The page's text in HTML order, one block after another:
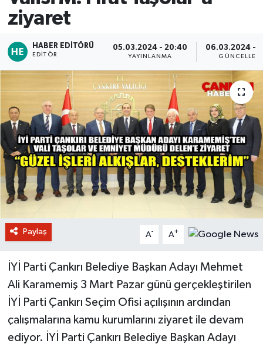
ziyaret
HABER EDITÖRÜ
EDITÖR
05.03.2024 - 20:40
YAYINLANMA
06.03.2024 -
Paylaş A- A+
İYİ Parti Çankırı Belediye Başkan Adayı Mehmet
Ali Karamemiş 3 Mart Pazar günü gerçekleştirilen
İYİ Parti Çankırı Seçim Ofisi açılışının ardından
çalışmalarına kamu kurumlarını ziyaret ile devam
ediyor. İYİ Parti Çankırı Belediye Başkan Adayı